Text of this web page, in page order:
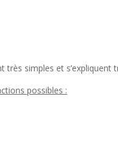
simples et s’expliquent
possibles :